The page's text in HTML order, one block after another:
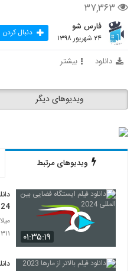
۳۷,۳۶۳
فارس شو
۲۴ شهریور ۱۳۹۸ دنبال کردن
دانلود بیشتر
ویدیوهای دیگر
ویدیوهای مرتبط
۰۱:۳۵:۱۹
۲,۳۱۱